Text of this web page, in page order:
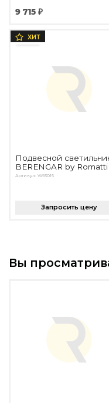
9 715 ₽
ХИТ
Подвесной
BERENGAR by Romatti
Артикул: W93016
Запросить цену
Вы